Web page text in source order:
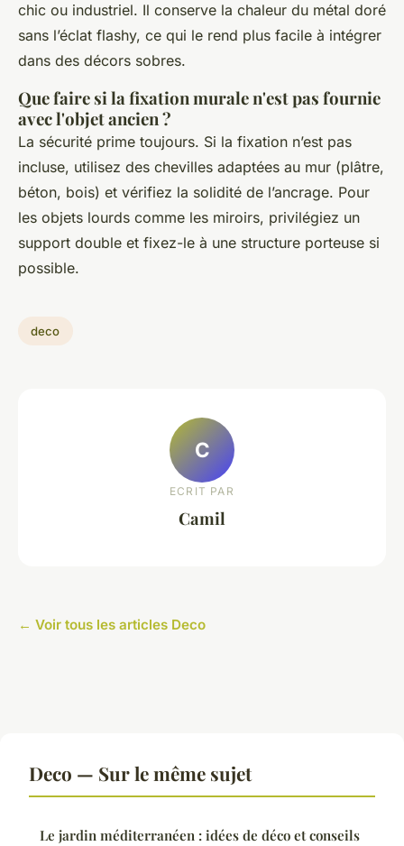
chic ou industriel. Il conserve la chaleur du métal doré
sans l’éclat flashy, ce qui le rend plus facile à intégrer
dans des décors sobres.
Que faire si la fixation murale n'est pas fournie
avec l'objet ancien ?
La sécurité prime toujours. Si la fixation n’est pas
incluse, utilisez des chevilles adaptées au mur (plâtre,
béton, bois) et vérifiez la solidité de l’ancrage. Pour
les objets lourds comme les miroirs, privilégiez un
support double et fixez-le à une structure porteuse si
possible.
deco
C
ECRIT PAR
Camil
← Voir tous les articles Deco
Deco — Sur le même sujet
Le jardin méditerranéen : idées de déco et conseils